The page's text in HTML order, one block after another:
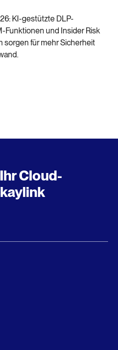
KI-gestützte DLP-
Funktionen und Insider Risk
sorgen für mehr Sicherheit
Cloud-